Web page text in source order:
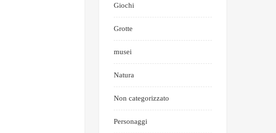
Giochi
Grotte
musei
Natura
Non categorizzato
Personaggi